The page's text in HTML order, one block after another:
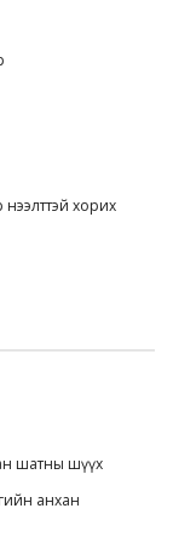
хорих
шатны шүүх
анхан